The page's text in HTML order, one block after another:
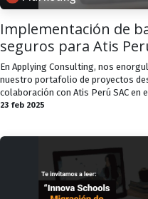
Implementación de
seguros para Atis
En Applying Consulting, nos
nuestro portafolio de proyectos
colaboración con Atis Perú SAC en
23 feb 2025